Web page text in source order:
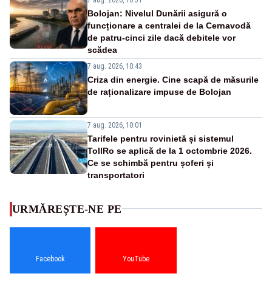
Bolojan: Nivelul Dunării asigură o
funcționare a centralei de la Cernavodă
de patru-cinci zile dacă debitele vor
scădea
7 aug. 2026, 10:43
Criza din energie. Cine scapă de măsurile
de raționalizare impuse de Bolojan
7 aug. 2026, 10:01
Tarifele pentru rovinietă și sistemul
TollRo se aplică de la 1 octombrie 2026.
Ce se schimbă pentru șoferi și
transportatori
URMĂREȘTE-NE PE
Facebook YouTube